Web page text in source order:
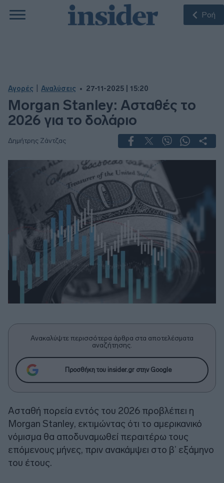
Ροή
Αγορές Αναλύσεις 27-11-2025 | 15:20
Morgan Stanley: Ασταθές το
2026 για το δολάριο
Δημήτρης Ζάντζας
Ανακαλύψτε περισσότερα άρθρα στα αποτελέσματα
αναζήτησης.
Προσθήκη του insider.gr στην Google
Ασταθή πορεία εντός του 2026 προβλέπει η
Morgan Stanley, εκτιμώντας ότι το αμερικανικό
νόμισμα θα αποδυναμωθεί περαιτέρω τους
επόμενους μήνες, πριν ανακάμψει στο β’ εξάμηνο
του έτους.